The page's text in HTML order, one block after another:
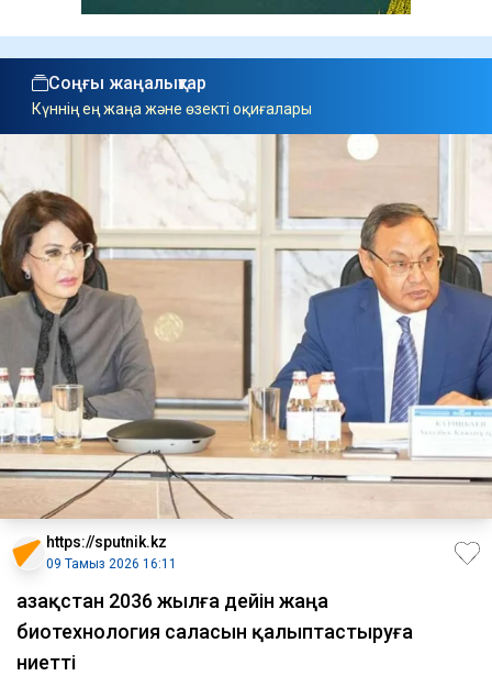
Соңғы жаңалықтар
Күннің ең жаңа және өзекті оқиғалары
https://sputnik.kz
09 Тамыз 2026 16:11
Қазақстан 2036 жылға дейін жаңа
биотехнология саласын қалыптастыруға
ниетті